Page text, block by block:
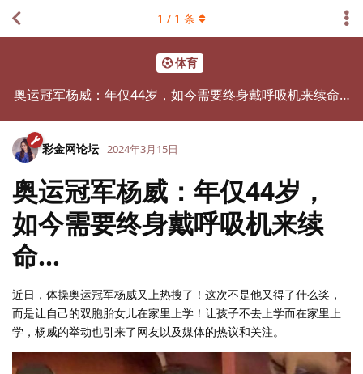
体育
奥运冠军杨威：年仅44岁，如今需要终身戴呼吸机来续命…
1 / 1 条
彩金网论坛 2024年3月15日
奥运冠军杨威：年仅44岁，
如今需要终身戴呼吸机来续
命…
近日，体操奥运冠军杨威又上热搜了！这次不是他又得了什么奖，
而是让自己的双胞胎女儿在家里上学！让孩子不去上学而在家里上
学，杨威的举动也引来了网友以及媒体的热议和关注。